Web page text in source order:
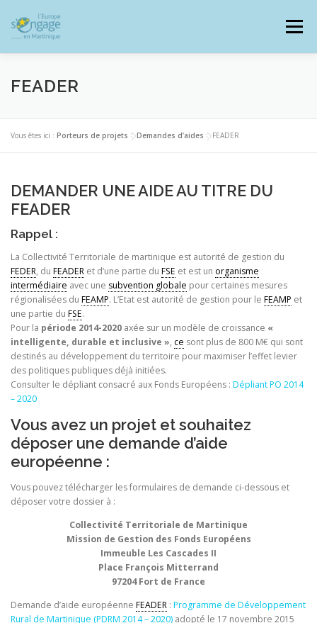
contenu
Menu
PROGRAMMES J’AI UN PROJET
JE SUIS BÉNÉFICIAIRE
RESSOURCES DOCUMENTAIRES
SIGNALER UNE FRAUDE
FEADER
Vous êtes ici : Porteurs de projets >Demandes d’aides >FEADER
DEMANDER UNE AIDE AU TITRE DU
FEADER
Rappel :
La Collectivité Territoriale de martinique est autorité de gestion du
FEDER, du FEADER et d’une partie du FSE et est un organisme
intermédiaire avec une subvention globale pour certaines mesures
régionalisées du FEAMP. L’Etat est autorité de gestion pour le FEAMP et
une partie du FSE.
Pour la période 2014-2020 axée sur un modèle de croissance «
intelligente, durable et inclusive », ce sont plus de 800 M€ qui sont
destinés au développement du territoire pour maximiser l’effet levier
des politiques publiques déjà initiées.
Consulter le dépliant consacré aux Fonds Européens : Dépliant PO 2014
– 2020
Vous avez un projet et souhaitez
déposer une demande d’aide
européenne :
Vous pouvez télécharger les formulaires de demande ci-dessous et
déposer votre dossier à :
Collectivité Territoriale de Martinique
Mission de Gestion des Fonds Européens
Immeuble Les Cascades II
Place François Mitterrand
97204 Fort de France
Demande d’aide européenne FEADER : Programme de Développement
Rural de Martinique (PDRM 2014 – 2020) adopté le 17 novembre 2015